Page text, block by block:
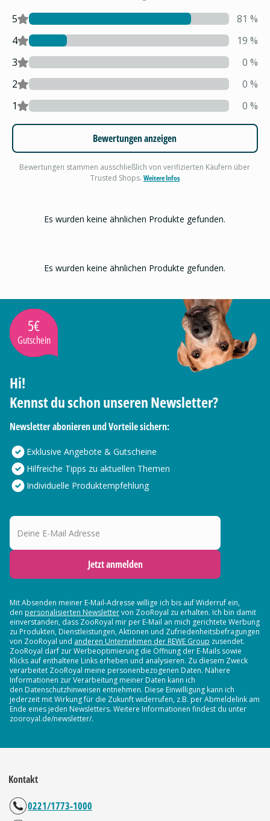
5
81 %
4
19 %
3
0 %
2
0 %
1
0 %
Bewertungen anzeigen
Bewertungen stammen ausschließlich von verifizierten Käufern über
Trusted Shops. Weitere Infos
Es wurden keine ähnlichen Produkte gefunden.
Es wurden keine ähnlichen Produkte gefunden.
5€
Gutschein
Hi!
Kennst du schon unseren Newsletter?
Newsletter abonieren und Vorteile sichern:
Exklusive Angebote & Gutscheine
Hilfreiche Tipps zu aktuellen Themen
Individuelle Produktempfehlung
Deine E-Mail Adresse
Jetzt anmelden
Mit Absenden meiner E-Mail-Adresse willige ich bis auf Widerruf ein,
den personalisierten Newslettervon ZooRoyal zu erhalten. Ich bin damit
einverstanden, dass ZooRoyal mir per E-Mail an mich gerichtete Werbung
zu Produkten, Dienstleistungen, Aktionen und Zufriedenheitsbefragungen
von ZooRoyal und anderen Unternehmen der REWE Group zusendet.
ZooRoyal darf zur Werbeoptimierung die Öffnung der E-Mails sowie
Klicks auf enthaltene Links erheben und analysieren. Zu diesem Zweck
verarbeitet ZooRoyal meine personenbezogenen Daten. Nähere
Informationen zur Verarbeitung meiner Daten kann ich
den Datenschutzhinweisen entnehmen. Diese Einwilligung kann ich
jederzeit mit Wirkung für die Zukunft widerrufen, z.B. per Abmeldelink am
Ende eines jeden Newsletters. Weitere Informationen findest du unter
zooroyal.de/newsletter/.
Kontakt
0221/1773-1000